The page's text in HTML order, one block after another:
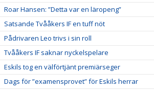
Roar Hansen: ”Detta var en läropeng”
Satsande Tvååkers IF en tuff nöt
Pådrivaren Leo trivs i sin roll
Tvååkers IF saknar nyckelspelare
Eskils tog en välförtjänt premiärseger
Dags för ”examensprovet” för Eskils herrar